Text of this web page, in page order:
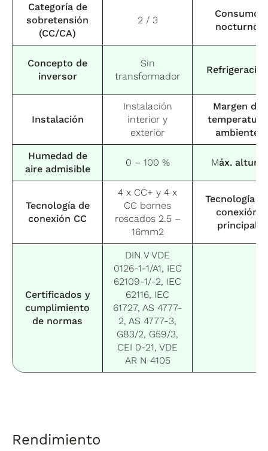
Categoría de
sobretensión
(CC/CA)
2 / 3
Consumo
nocturno
Concepto de
inversor
Sin
transformador
Refrigeración
Instalación
Instalación
interior y
exterior
Margen de
temperatura
ambiente
Humedad de
aire admisible
0 – 100 % Máx. altura
Tecnología de
conexión CC
4 x CC+ y 4 x
CC bornes
roscados 2.5 –
16mm2
Tecnología
conexión
principal
Certificados y
cumplimiento
de normas
DIN V VDE
0126-1-1/A1, IEC
62109-1/-2, IEC
62116, IEC
61727, AS 4777-
2, AS 4777-3,
G83/2, G59/3,
CEI 0-21, VDE
AR N 4105
Rendimiento